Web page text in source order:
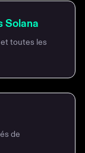
Solana
toutes les
de